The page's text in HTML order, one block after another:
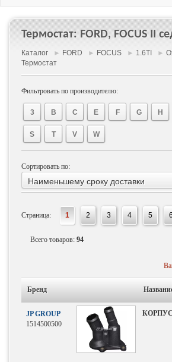
Термостат: FORD, FOCUS II
Каталог ► FORD ► FOCUS ► 1.6TI ►
Термостат
Фильтровать по производителю:
3 B C E F G H
S T V W
Сортировать по:
Наименьшему сроку доставки
Страница: 1 2 3 4 5
Всего товаров: 94
Бренд
JP GROUP
1514500500